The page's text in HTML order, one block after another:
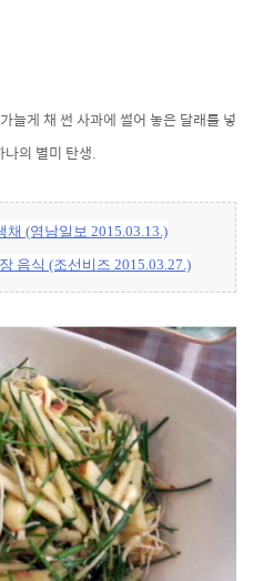
늘게 채 썬 사과에 썰어 놓은 달래를 넣
의 별미 탄생.
(영남일보 2015.03.13.)
음식 (조선비즈 2015.03.27.)